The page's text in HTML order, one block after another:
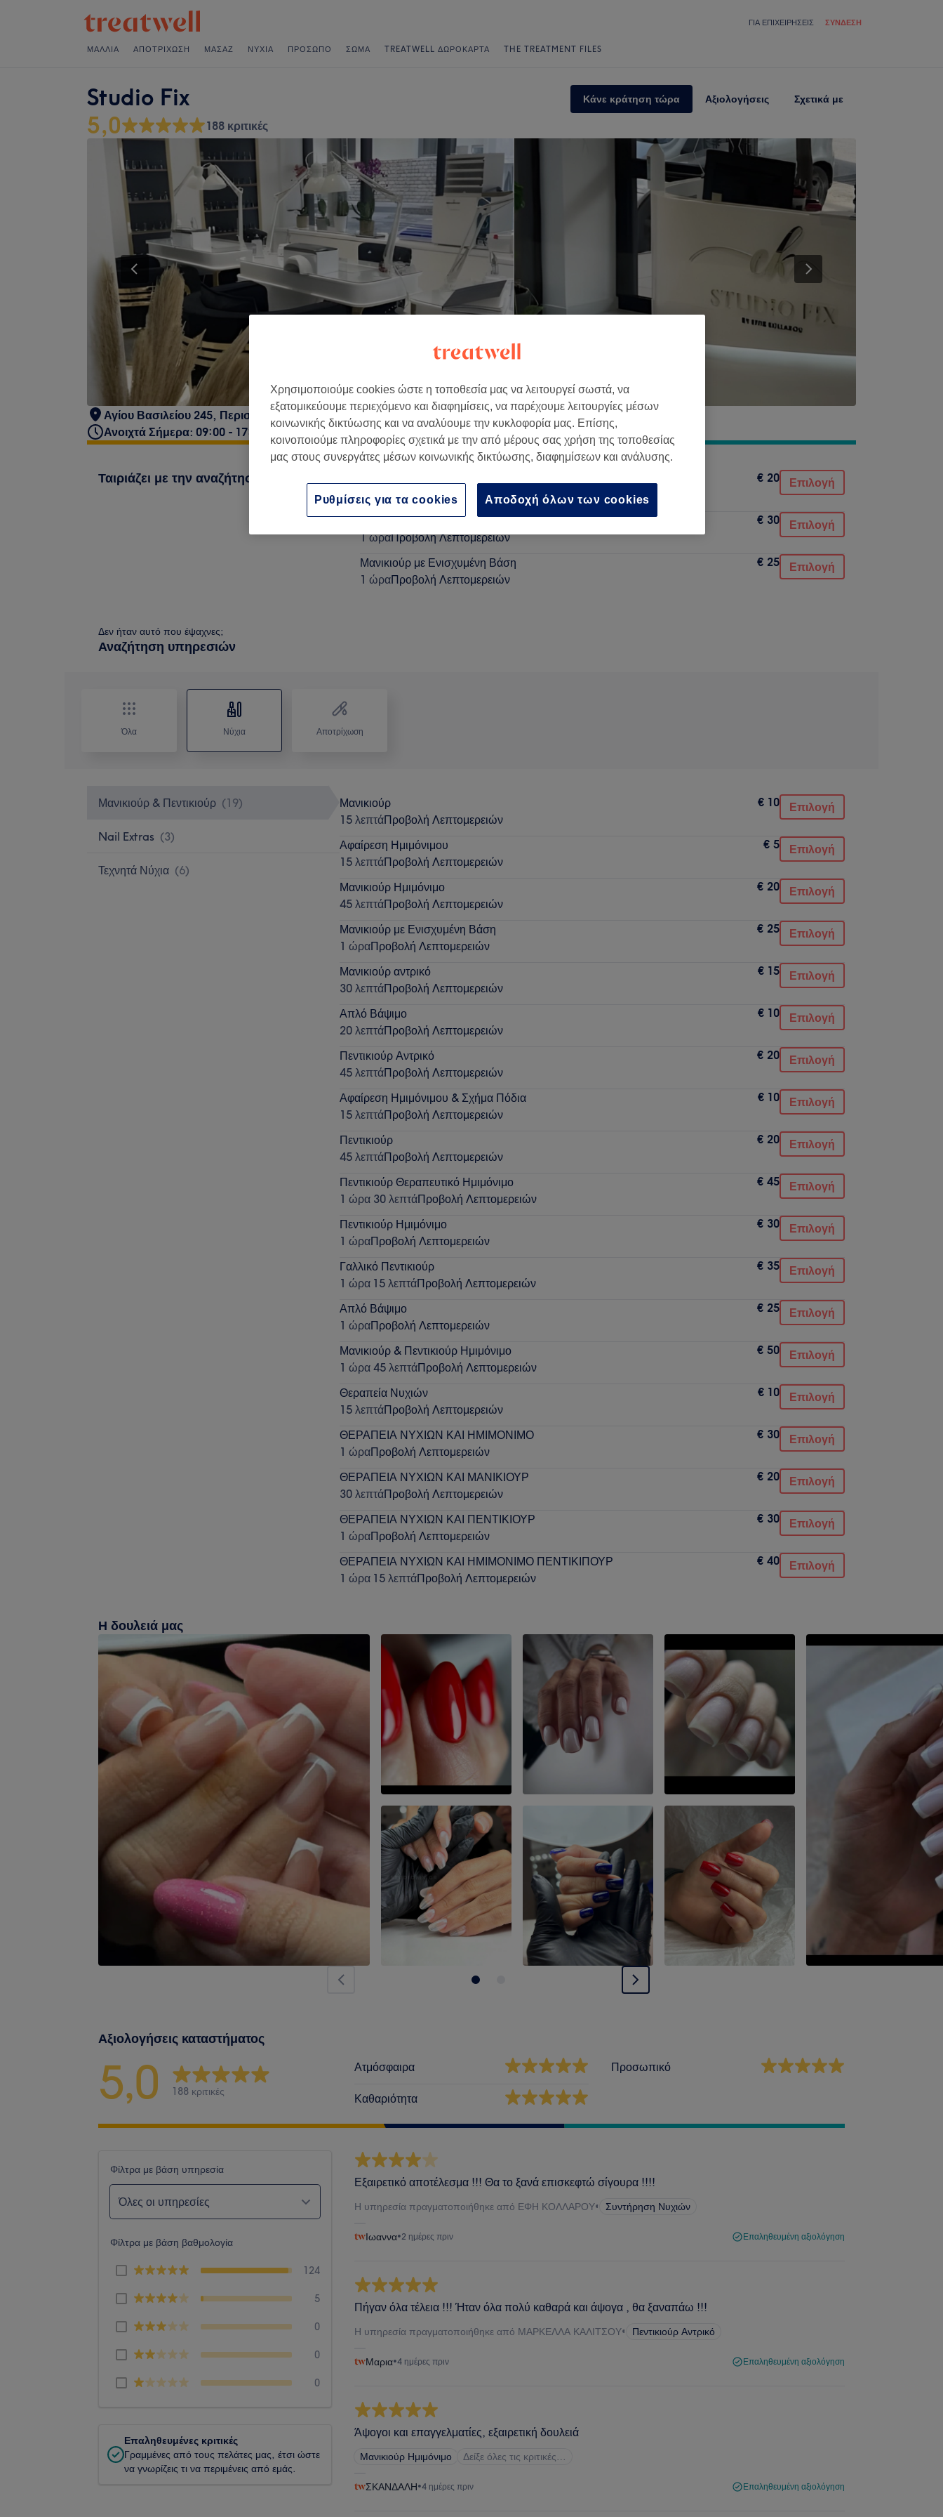
ΓΙΑ ΕΠΙΧΕΙΡΉΣΕΙΣ ΣΎΝΔΕΣΗ
ΜΑΛΛΙΆ ΑΠΟΤΡΊΧΩΣΗ ΜΑΣΆΖ ΝΎΧΙΑ ΠΡΌΣΩΠΟ ΣΏΜΑ TREATWELL ΔΩΡΟΚΆΡΤΑ THE TREATMENT FILES
Studio Fix Κάνε κράτηση τώρα Αξιολογήσεις Σχετικά με
5,0 188 κριτικές
Αγίου Βασιλείου 245, Περιστέρι
Ανοιχτά Σήμερα: 09:00 - 17:00
Ταιριάζει με την αναζήτησή σου
45 λεπτάΠροβολή Λεπτομερειών
€ 20 Επιλογή
Πεντικιούρ Ημιμόνιμο
1 ώραΠροβολή Λεπτομερειών
€ 30 Επιλογή
Μανικιούρ με Ενισχυμένη Βάση
1 ώραΠροβολή Λεπτομερειών
€ 25 Επιλογή
Δεν ήταν αυτό που έψαχνες;
Αναζήτηση υπηρεσιών
Όλα Νύχια Αποτρίχωση
Μανικιούρ & Πεντικιούρ (19)
Nail Extras (3)
Τεχνητά Νύχια (6)
Μανικιούρ
15 λεπτάΠροβολή Λεπτομερειών
€ 10 Επιλογή
Αφαίρεση Ημιμόνιμου
15 λεπτάΠροβολή Λεπτομερειών
€ 5 Επιλογή
Μανικιούρ Ημιμόνιμο
45 λεπτάΠροβολή Λεπτομερειών
€ 20 Επιλογή
Μανικιούρ με Ενισχυμένη Βάση
1 ώραΠροβολή Λεπτομερειών
€ 25 Επιλογή
Μανικιούρ αντρικό
30 λεπτάΠροβολή Λεπτομερειών
€ 15 Επιλογή
Απλό Βάψιμο
20 λεπτάΠροβολή Λεπτομερειών
€ 10 Επιλογή
Πεντικιούρ Αντρικό
45 λεπτάΠροβολή Λεπτομερειών
€ 20 Επιλογή
Αφαίρεση Ημιμόνιμου & Σχήμα Πόδια
15 λεπτάΠροβολή Λεπτομερειών
€ 10 Επιλογή
Πεντικιούρ
45 λεπτάΠροβολή Λεπτομερειών
€ 20 Επιλογή
Πεντικιούρ Θεραπευτικό Ημιμόνιμο
1 ώρα 30 λεπτάΠροβολή Λεπτομερειών
€ 45 Επιλογή
Πεντικιούρ Ημιμόνιμο
1 ώραΠροβολή Λεπτομερειών
€ 30 Επιλογή
Γαλλικό Πεντικιούρ
1 ώρα 15 λεπτάΠροβολή Λεπτομερειών
€ 35 Επιλογή
Απλό Βάψιμο
1 ώραΠροβολή Λεπτομερειών
€ 25 Επιλογή
Μανικιούρ & Πεντικιούρ Ημιμόνιμο
1 ώρα 45 λεπτάΠροβολή Λεπτομερειών
€ 50 Επιλογή
Θεραπεία Νυχιών
15 λεπτάΠροβολή Λεπτομερειών
€ 10 Επιλογή
ΘΕΡΑΠΕΙΑ ΝΥΧΙΩΝ ΚΑΙ ΗΜΙΜΟΝΙΜΟ
1 ώραΠροβολή Λεπτομερειών
€ 30 Επιλογή
ΘΕΡΑΠΕΙΑ ΝΥΧΙΩΝ ΚΑΙ ΜΑΝΙΚΙΟΥΡ
30 λεπτάΠροβολή Λεπτομερειών
€ 20 Επιλογή
ΘΕΡΑΠΕΙΑ ΝΥΧΙΩΝ ΚΑΙ ΠΕΝΤΙΚΙΟΥΡ
1 ώραΠροβολή Λεπτομερειών
€ 30 Επιλογή
ΘΕΡΑΠΕΙΑ ΝΥΧΙΩΝ ΚΑΙ ΗΜΙΜΟΝΙΜΟ ΠΕΝΤΙΚΙΠΟΥΡ
1 ώρα 15 λεπτάΠροβολή Λεπτομερειών
€ 40 Επιλογή
Η δουλειά μας
Αξιολογήσεις καταστήματος
5,0 188 κριτικές
Ατμόσφαιρα
Καθαριότητα
Προσωπικό
Φίλτρα με βάση υπηρεσία
Όλες οι υπηρεσίες
Φίλτρα με βάση βαθμολογία
124
5
0
0
0
Επαληθευμένες κριτικές
Γραμμένες από τους πελάτες μας, έτσι ώστε
να γνωρίζεις τι να περιμένεις από εμάς.
Εξαιρετικό αποτέλεσμα !!! Θα το ξανά επισκεφτώ σίγουρα !!!!
Η υπηρεσία πραγματοποιήθηκε από ΕΦΗ ΚΟΛΛΑΡΟΥ• Συντήρηση Νυχιών
Ιωαννα•2 ημέρες πριν Επαληθευμένη αξιολόγηση
Πήγαν όλα τέλεια !!! Ήταν όλα πολύ καθαρά και άψογα , θα ξαναπάω !!!
Η υπηρεσία πραγματοποιήθηκε από ΜΑΡΚΕΛΛΑ ΚΑΛΙΤΣΟΥ• Πεντικιούρ Αντρικό
Μαρια•4 ημέρες πριν Επαληθευμένη αξιολόγηση
Άψογοι και επαγγελματίες, εξαιρετική δουλειά
Μανικιούρ Ημιμόνιμο Δείξε όλες τις κριτικές…
ΣΚΑΝΔΑΛΗ•4 ημέρες πριν Επαληθευμένη αξιολόγηση
Χρησιμοποιούμε cookies ώστε η τοποθεσία μας να λειτουργεί σωστά, να
εξατομικεύουμε περιεχόμενο και διαφημίσεις, να παρέχουμε λειτουργίες μέσων
κοινωνικής δικτύωσης και να αναλύουμε την κυκλοφορία μας. Επίσης,
κοινοποιούμε πληροφορίες σχετικά με την από μέρους σας χρήση της τοποθεσίας
μας στους συνεργάτες μέσων κοινωνικής δικτύωσης, διαφημίσεων και ανάλυσης.
Αποδοχή όλων των cookies
Ρυθμίσεις για τα cookies